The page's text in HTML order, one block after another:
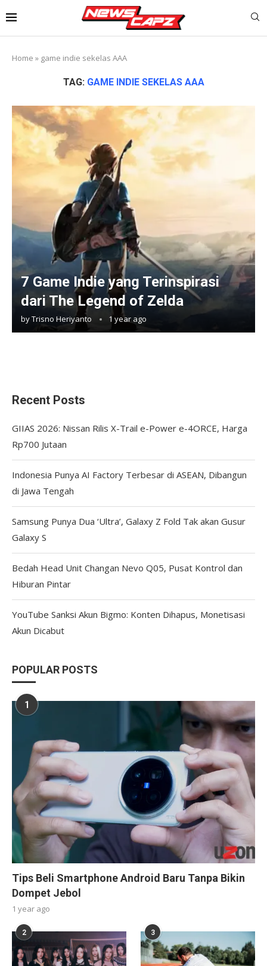
Home » game indie sekelas AAA
TAG: GAME INDIE SEKELAS AAA
7 Game Indie yang Terinspirasi
dari The Legend of Zelda
byTrisno Heriyanto 1 year ago
Recent Posts
GIIAS 2026: Nissan Rilis X-Trail e-Power e-4ORCE, Harga
Rp700 Jutaan
Indonesia Punya AI Factory Terbesar di ASEAN, Dibangun
di Jawa Tengah
Samsung Punya Dua ‘Ultra’, Galaxy Z Fold Tak akan Gusur
Galaxy S
Bedah Head Unit Changan Nevo Q05, Pusat Kontrol dan
Hiburan Pintar
YouTube Sanksi Akun Bigmo: Konten Dihapus, Monetisasi
Akun Dicabut
POPULAR POSTS
1
Tips Beli Smartphone Android Baru Tanpa Bikin
Dompet Jebol
1 year ago
2 3